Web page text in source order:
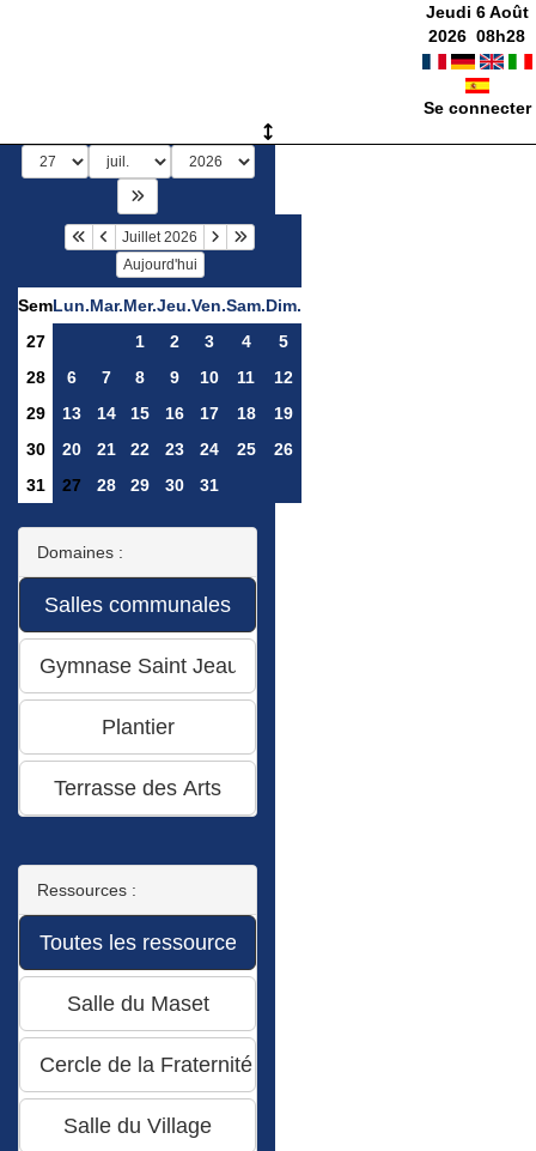
Jeudi 6 Août
2026 08h28
Se connecter
Juillet 2026
Aujourd'hui
SemLun.Mar.Mer.Jeu.Ven.Sam.Dim.
27
1 2 3 4
5
28
6 7 8 9 10 11
12
29
13 14 15 16 17 18
19
30
20 21 22 23 24 25
26
31
27 28 29 30 31
Domaines :
Ressources :